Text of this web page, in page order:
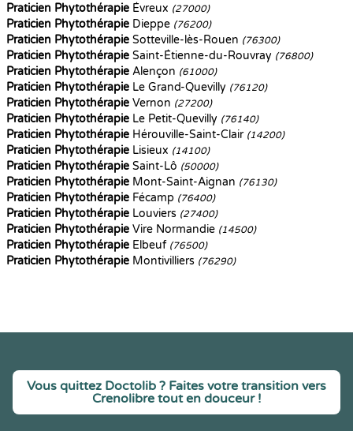
Praticien Phytothérapie Évreux (27000)
Praticien Phytothérapie Dieppe (76200)
Praticien Phytothérapie Sotteville-lès-Rouen (76300)
Praticien Phytothérapie Saint-Étienne-du-Rouvray (76800)
Praticien Phytothérapie Alençon (61000)
Praticien Phytothérapie Le Grand-Quevilly (76120)
Praticien Phytothérapie Vernon (27200)
Praticien Phytothérapie Le Petit-Quevilly (76140)
Praticien Phytothérapie Hérouville-Saint-Clair (14200)
Praticien Phytothérapie Lisieux (14100)
Praticien Phytothérapie Saint-Lô (50000)
Praticien Phytothérapie Mont-Saint-Aignan (76130)
Praticien Phytothérapie Fécamp (76400)
Praticien Phytothérapie Louviers (27400)
Praticien Phytothérapie Vire Normandie (14500)
Praticien Phytothérapie Elbeuf (76500)
Praticien Phytothérapie Montivilliers (76290)
Vous quittez Doctolib ? Faites votre transition vers
Crenolibre tout en douceur !